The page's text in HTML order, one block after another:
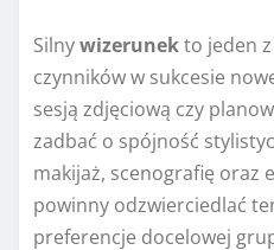
Silnywizerunekto jeden
czynników w sukcesie
sesją zdjęciową czy
zadbać o spójność
makijaż, scenografię oraz
powinny odzwierciedlać
preferencje docelowej